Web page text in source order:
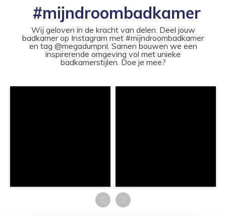
#mijndroombadkamer
Wij geloven in de kracht van delen. Deel jouw
badkamer op Instagram met #mijndroombadkamer
en tag @megadumpnl. Samen bouwen we een
inspirerende omgeving vol met unieke
badkamerstijlen. Doe je mee?